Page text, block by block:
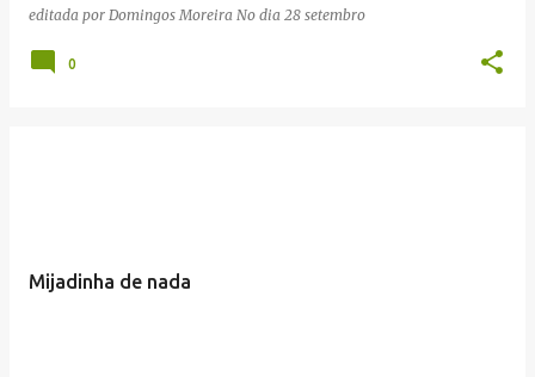
editada por Domingos Moreira No dia 28 setembro
0
Mijadinha de nada